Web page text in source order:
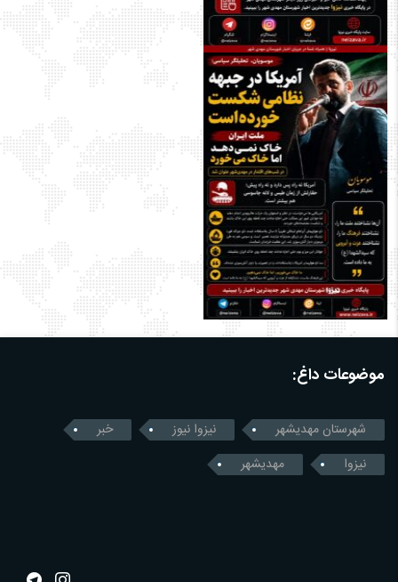
موضوعات داغ:
شهرستان مهدیشهر نیزوا نیوز
خبر
نیزوا
مهدیشهر